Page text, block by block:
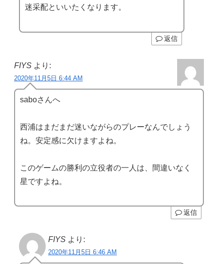
迷采配といいたくなります。
返信
FIYS より:
2020年11月5日 6:44 AM
saboさんへ
西浦はまだまだ迷いながらのプレーなんでしょう
ね。安定感に欠けますよね。
このゲームの勝利の立役者の一人は、間違いなく
星ですよね。
返信
FIYS より:
2020年11月5日 6:46 AM